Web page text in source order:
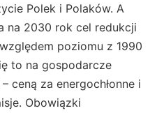
Polek i Polaków. A
na 2030 rok cel redukcji
poziomu z 1990
to na gospodarcze
ceną za energochłonne i
Obowiązki